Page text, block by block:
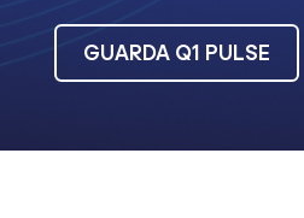
GUARDA Q1 PULSE